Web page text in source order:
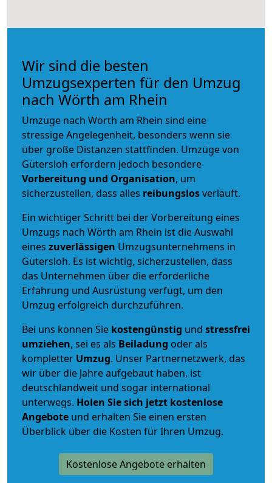
Wir sind die besten
Umzugsexperten für den Umzug
nach Wörth am Rhein
Umzüge nach Wörth am Rhein sind eine
stressige Angelegenheit, besonders wenn sie
über große Distanzen stattfinden. Umzüge von
Gütersloh erfordern jedoch besondere
Vorbereitung und Organisation, um
sicherzustellen, dass alles reibungslosverläuft.
Ein wichtiger Schritt bei der Vorbereitung eines
Umzugs nach Wörth am Rhein ist die Auswahl
eines zuverlässigen Umzugsunternehmens in
Gütersloh. Es ist wichtig, sicherzustellen, dass
das Unternehmen über die erforderliche
Erfahrung und Ausrüstung verfügt, um den
Umzug erfolgreich durchzuführen.
Bei uns können Sie kostengünstig und stressfrei
umziehen, sei es als Beiladung oder als
kompletter Umzug. Unser Partnernetzwerk, das
wir über die Jahre aufgebaut haben, ist
deutschlandweit und sogar international
unterwegs. Holen Sie sich jetzt kostenlose
Angebote und erhalten Sie einen ersten
Überblick über die Kosten für Ihren Umzug.
Kostenlose Angebote erhalten